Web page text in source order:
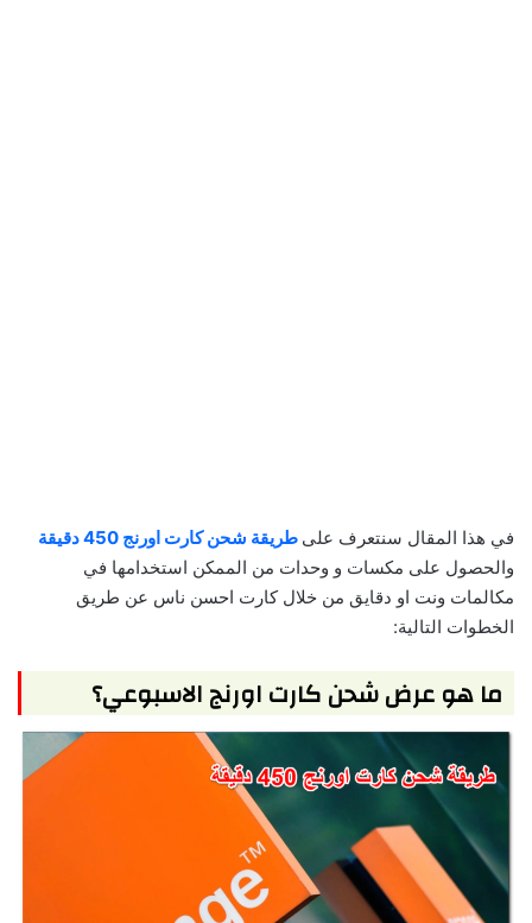
في هذا المقال سنتعرف على طريقة شحن كارت اورنج 450 دقيقة
والحصول على مكسات و وحدات من الممكن استخدامها في
مكالمات ونت او دقايق من خلال كارت احسن ناس عن طريق
الخطوات التالية:
ما هو عرض شحن كارت اورنج الاسبوعي؟